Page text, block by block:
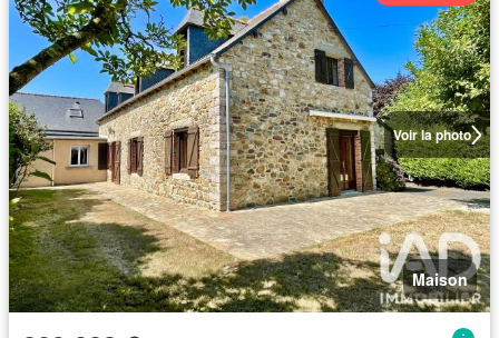
Voir la photo
Maison